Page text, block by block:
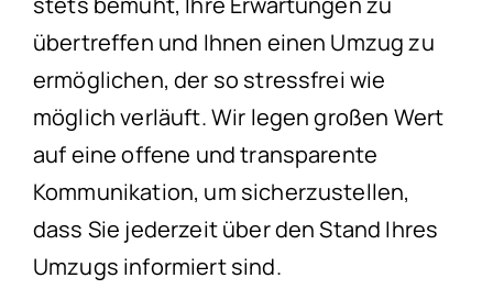
übertreffen und Ihnen einen Umzug zu
ermöglichen, der so stressfrei wie
möglich verläuft. Wir legen großen Wert
auf eine offene und transparente
Kommunikation, um sicherzustellen,
dass Sie jederzeit über den Stand Ihres
Umzugs informiert sind.